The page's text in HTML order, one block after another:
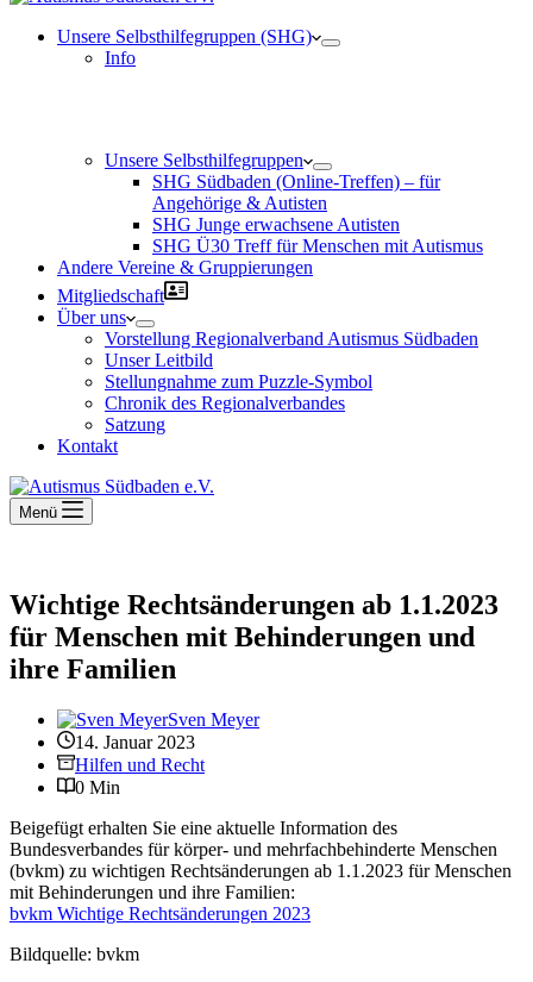
Unsere Selbsthilfegruppen (SHG)
Info
Unsere Selbsthilfegruppen
SHG Südbaden (Online-Treffen) – für
Angehörige & Autisten
SHG Junge erwachsene Autisten
SHG Ü30 Treff für Menschen mit Autismus
Andere Vereine & Gruppierungen
Mitgliedschaft
Über uns
Vorstellung Regionalverband Autismus Südbaden
Unser Leitbild
Stellungnahme zum Puzzle-Symbol
Chronik des Regionalverbandes
Satzung
Kontakt
Menü
Wichtige Rechtsänderungen ab 1.1.2023
für Menschen mit Behinderungen und
ihre Familien
Sven Meyer
14. Januar 2023
Hilfen und Recht
0 Min
Beigefügt erhalten Sie eine aktuelle Information des
Bundesverbandes für körper- und mehrfachbehinderte Menschen
(bvkm) zu wichtigen Rechtsänderungen ab 1.1.2023 für Menschen
mit Behinderungen und ihre Familien:
bvkm Wichtige Rechtsänderungen 2023
Bildquelle: bvkm